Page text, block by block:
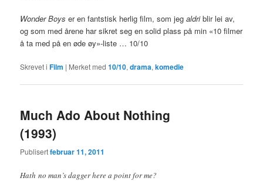
Wonder Boys er en fantstisk herlig film, som jegaldriblir lei av,
og som med årene har sikret seg en solid plass på min «10 filmer
å ta med på en øde øy»-liste … 10/10
Skrevet i Film | Merket med 10/10,drama,komedie
Much Ado About Nothing
(1993)
Publisertfebruar 11, 2011
Hath no man’s dagger here a point for me?